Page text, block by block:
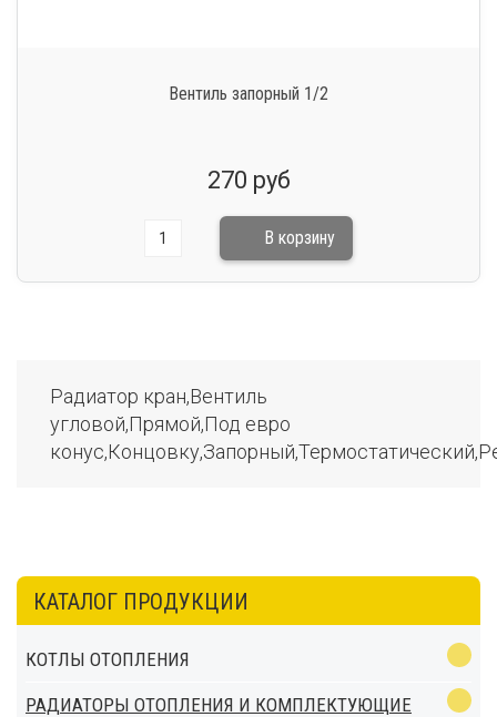
Вентиль запорный 1/2
270 руб
Радиатор кран,Вентиль
угловой,Прямой,Под евро
КАТАЛОГ ПРОДУКЦИИ
КОТЛЫ ОТОПЛЕНИЯ
РАДИАТОРЫ ОТОПЛЕНИЯ И КОМПЛЕКТУЮЩИЕ